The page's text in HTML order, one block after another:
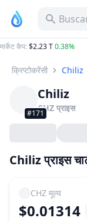
मार्केट कैप: $2.23 T0.38%
क्रिप्टोकरेंसी Chiliz
#171
Chiliz
CHZ प्राइस
Chiliz प्राइस
CHZ मूल्य
$0.01314